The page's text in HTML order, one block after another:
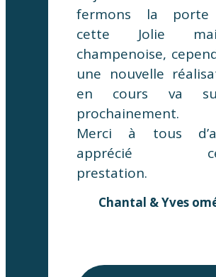
fermons la
cette Jolie
champenoise,
une nouvelle
en cours va
prochainement.
Merci à tous
apprécié
prestation.
Chantal & Yves